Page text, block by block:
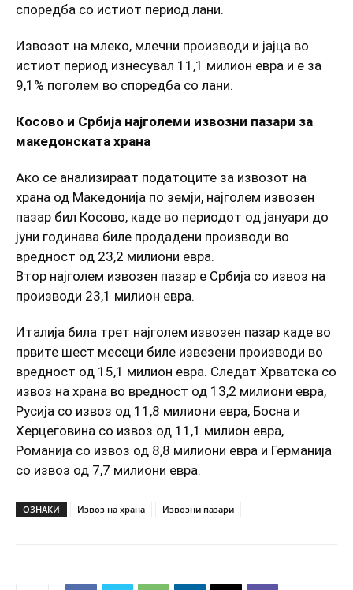
споредба со истиот период лани.
Извозот на млеко, млечни производи и јајца во
истиот период изнесувал 11,1 милион евра и е за
9,1% поголем во споредба со лани.
Косово и Србија најголеми извозни пазари за
македонската храна
Ако се анализираат податоците за извозот на
храна од Македонија по земји, најголем извозен
пазар бил Косово, каде во периодот од јануари до
јуни годинава биле продадени производи во
вредност од 23,2 милиони евра.
Втор најголем извозен пазар е Србија со извоз на
производи 23,1 милион евра.
Италија била трет најголем извозен пазар каде во
првите шест месеци биле извезени производи во
вредност од 15,1 милион евра. Следат Хрватска со
извоз на храна во вредност од 13,2 милиони евра,
Русија со извоз од 11,8 милиони евра, Босна и
Херцеговина со извоз од 11,1 милион евра,
Романија со извоз од 8,8 милиони евра и Германија
со извоз од 7,7 милиони евра.
ОЗНАКИ Извоз на храна Извозни пазари